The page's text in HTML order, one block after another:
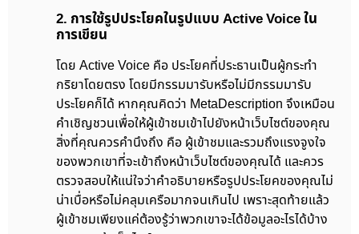
2. การใช้รูปประโยคในรูปแบบ Active Voice ใน
การเขียน
โดย Active Voice คือ ประโยคที่ประธานเป็นผู้กระทำ
กริยาโดยตรง โดยมีกรรมมารับหรือไม่มีกรรมมารับ
ประโยคก็ได้ หากคุณคิดว่า MetaDescription จึงเหมือน
คำเชิญชวนเพื่อให้ผู้เข้าชมเข้าไปยังหน้าเว็บไซต์ของคุณ
สิ่งที่คุณควรคำนึงถึง คือ ผู้เข้าชมและรวมถึงแรงจูงใจ
ของพวกเขาที่จะเข้าถึงหน้าเว็บไซต์ของคุณได้ และควร
ตรวจสอบให้แน่ใจว่าคำอธิบายหรือรูปประโยคของคุณไม่
น่าเบื่อหรือไม่คลุมเครือมากจนเกินไป เพราะสุดท้ายแล้ว
ผู้เข้าชมเพียงแค่ต้องรู้ว่าพวกเขาจะได้ข้อมูลอะไรได้บ้าง